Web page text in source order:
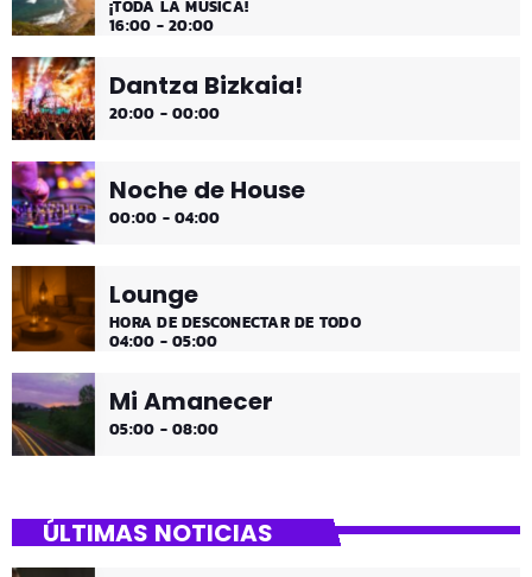
¡TODA LA MÚSICA!
16:00 - 20:00
Dantza Bizkaia!
20:00 - 00:00
Noche de House
00:00 - 04:00
Lounge
HORA DE DESCONECTAR DE TODO
04:00 - 05:00
Mi Amanecer
05:00 - 08:00
ÚLTIMAS NOTICIAS